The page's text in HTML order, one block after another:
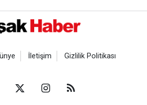
İletişim Gizlilik Politikası